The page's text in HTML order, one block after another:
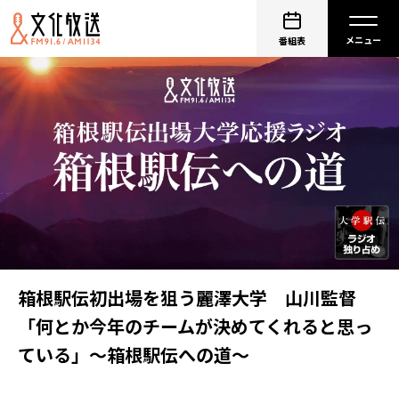
番組表
箱根駅伝初出場を狙う麗澤大学 山川監督
「何とか今年のチームが決めてくれると思っ
ている」～箱根駅伝への道～